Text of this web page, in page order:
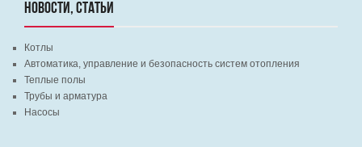
НОВОСТИ, СТАТЬИ
Котлы
Автоматика, управление и безопасность систем отопления
Теплые полы
Трубы и арматура
Насосы